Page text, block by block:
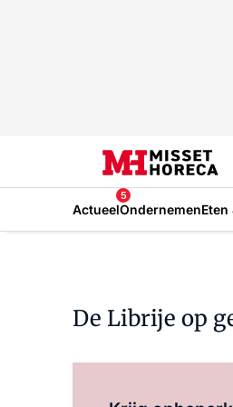
Actueel
5
OndernemenEten
De Librije op